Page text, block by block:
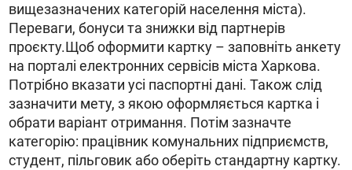
вищезазначених категорій населення міста).
Переваги, бонуси та знижки від партнерів
проєкту.Щоб оформити картку – заповніть анкету
на порталі електронних сервісів міста Харкова.
Потрібно вказати усі паспортні дані. Також слід
зазначити мету, з якою оформляється картка і
обрати варіант отримання. Потім зазначте
категорію: працівник комунальних підприємств,
студент, пільговик або оберіть стандартну картку.